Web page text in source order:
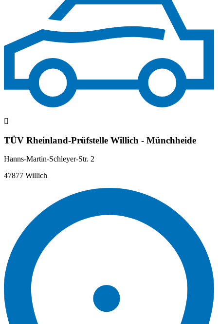
TÜV Rheinland-Prüfstelle Willich - Münchheide
Hanns-Martin-Schleyer-Str. 2
47877 Willich